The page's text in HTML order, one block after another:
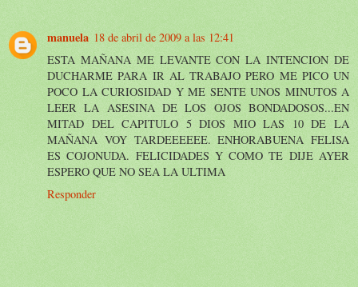
manuela 18 de abril de 2009 a las 12:41
ESTA MAÑANA ME LEVANTE CON LA INTENCION DE
DUCHARME PARA IR AL TRABAJO PERO ME PICO UN
POCO LA CURIOSIDAD Y ME SENTE UNOS MINUTOS A
LEER LA ASESINA DE LOS OJOS BONDADOSOS...EN
MITAD DEL CAPITULO 5 DIOS MIO LAS 10 DE LA
MAÑANA VOY TARDEEEEEE. ENHORABUENA FELISA
ES COJONUDA. FELICIDADES Y COMO TE DIJE AYER
ESPERO QUE NO SEA LA ULTIMA
Responder